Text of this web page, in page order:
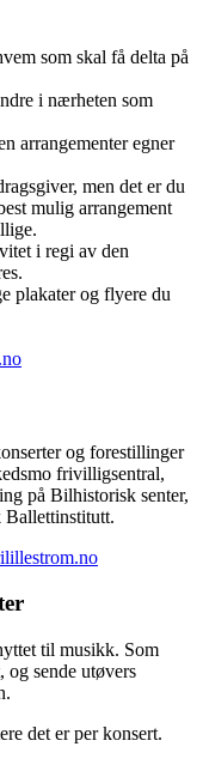
som skal få delta på
i nærheten som
arrangementer egner
men det er du
mulig arrangement
i regi av den
plakater og flyere du
og forestillinger
frivilligsentral,
på Bilhistorisk senter,
til musikk. Som
og sende utøvers
det er per konsert.